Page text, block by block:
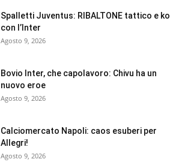
Spalletti Juventus: RIBALTONE tattico e ko
con l’Inter
Agosto 9, 2026
Bovio Inter, che capolavoro: Chivu ha un
nuovo eroe
Agosto 9, 2026
Calciomercato Napoli: caos esuberi per
Allegri!
Agosto 9, 2026